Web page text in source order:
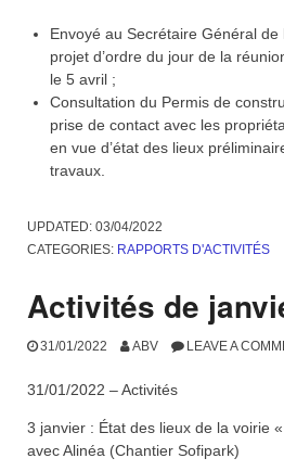
Envoyé au Secrétaire Général de
projet d’ordre du jour de la
le 5 avril ;
Consultation du Permis de
prise de contact avec les
en vue d’état des lieux
travaux.
UPDATED: 03/04/2022
CATEGORIES: RAPPORTS D'ACTIVITÉS
Activités de
31/01/2022 ABV LEAVE A
31/01/2022 – Activités
3 janvier : État des lieux de la voirie
avec Alinéa (Chantier Sofipark)